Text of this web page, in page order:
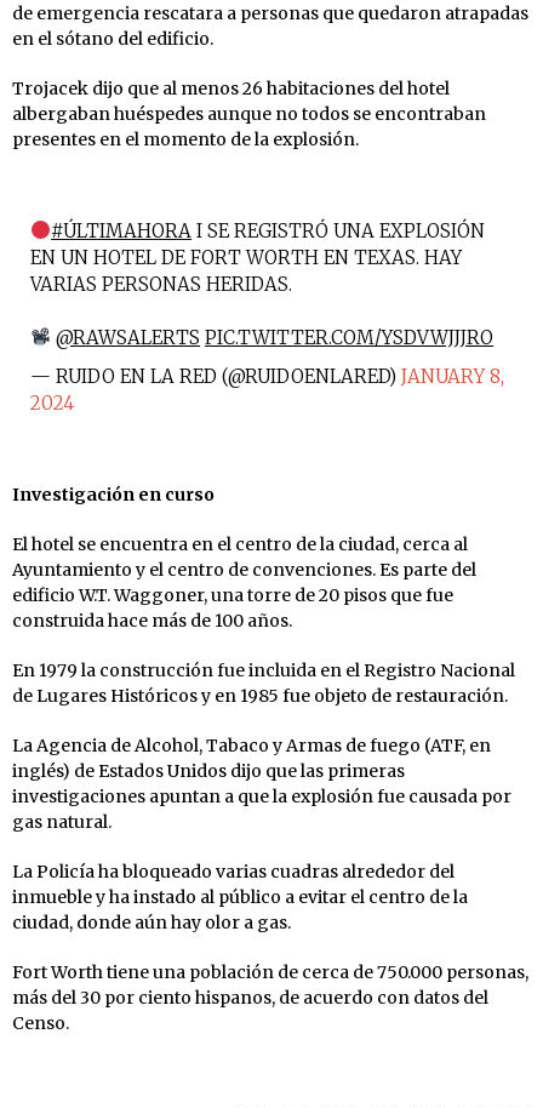
de emergencia rescatara a personas que quedaron atrapadas
en el sótano del edificio.
Trojacek dijo que al menos 26 habitaciones del hotel
albergaban huéspedes aunque no todos se encontraban
presentes en el momento de la explosión.
#ÚLTIMAHORA I SE REGISTRÓ UNA EXPLOSIÓN
EN UN HOTEL DE FORT WORTH EN TEXAS. HAY
VARIAS PERSONAS HERIDAS.
@RAWSALERTS PIC.TWITTER.COM/YSDVWJJJRO
— RUIDO EN LA RED (@RUIDOENLARED) JANUARY 8,
2024
Investigación en curso
El hotel se encuentra en el centro de la ciudad, cerca al
Ayuntamiento y el centro de convenciones. Es parte del
edificio W.T. Waggoner, una torre de 20 pisos que fue
construida hace más de 100 años.
En 1979 la construcción fue incluida en el Registro Nacional
de Lugares Históricos y en 1985 fue objeto de restauración.
La Agencia de Alcohol, Tabaco y Armas de fuego (ATF, en
inglés) de Estados Unidos dijo que las primeras
investigaciones apuntan a que la explosión fue causada por
gas natural.
La Policía ha bloqueado varias cuadras alrededor del
inmueble y ha instado al público a evitar el centro de la
ciudad, donde aún hay olor a gas.
Fort Worth tiene una población de cerca de 750.000 personas,
más del 30 por ciento hispanos, de acuerdo con datos del
Censo.